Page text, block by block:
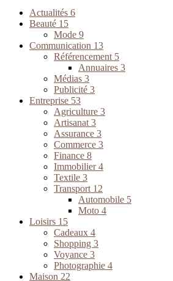
Actualités 6
Beauté 15
Mode 9
Communication 13
Référencement 5
Annuaires 3
Médias 3
Publicité 3
Entreprise 53
Agriculture 3
Artisanat 3
Assurance 3
Commerce 3
Finance 8
Immobilier4
Textile 3
Transport 12
Automobile 5
Moto 4
Loisirs 15
Cadeaux 4
Shopping 3
Voyance 3
Photographie 4
Maison 22